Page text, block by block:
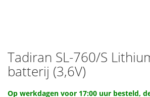
Ga
naar
het
van
Tadiran SL-760/S
batterij (3,6V)
Op werkdagen voor 17:00 uur besteld,